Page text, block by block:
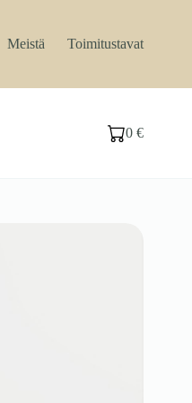
Meistä Toimitustavat
Ostoskori
0€